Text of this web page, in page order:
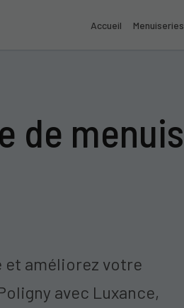
Accueil Menuiseries
de
et améliorez votre
avec Luxance,